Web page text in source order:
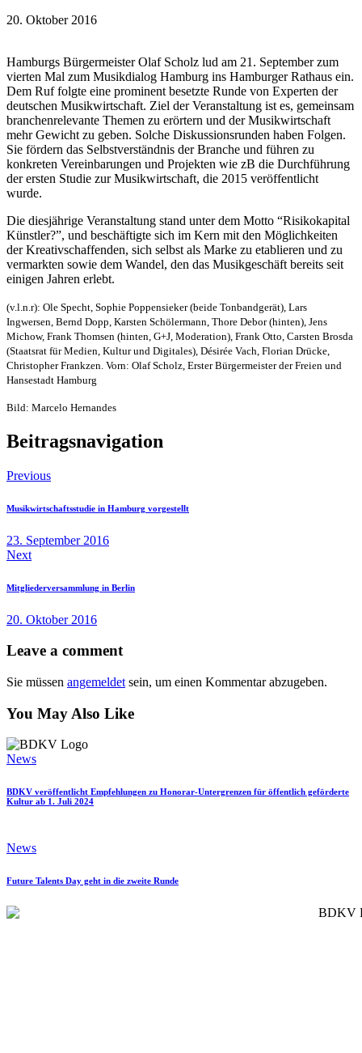
20. Oktober 2016
Hamburgs Bürgermeister Olaf Scholz lud am 21. September zum
vierten Mal zum Musikdialog Hamburg ins Hamburger Rathaus ein.
Dem Ruf folgte eine prominent besetzte Runde von Experten der
deutschen Musikwirtschaft. Ziel der Veranstaltung ist es, gemeinsam
branchenrelevante Themen zu erörtern und der Musikwirtschaft
mehr Gewicht zu geben. Solche Diskussionsrunden haben Folgen.
Sie fördern das Selbstverständnis der Branche und führen zu
konkreten Vereinbarungen und Projekten wie zB die Durchführung
der ersten Studie zur Musikwirtschaft, die 2015 veröffentlicht
wurde.
Die diesjährige Veranstaltung stand unter dem Motto “Risikokapital
Künstler?”, und beschäftigte sich im Kern mit den Möglichkeiten
der Kreativschaffenden, sich selbst als Marke zu etablieren und zu
vermarkten sowie dem Wandel, den das Musikgeschäft bereits seit
einigen Jahren erlebt.
(v.l.n.r): Ole Specht, Sophie Poppensieker (beide Tonbandgerät), Lars
Ingwersen, Bernd Dopp, Karsten Schölermann, Thore Debor (hinten), Jens
Michow, Frank Thomsen (hinten, G+J, Moderation), Frank Otto, Carsten Brosda
(Staatsrat für Medien, Kultur und Digitales), Désirée Vach, Florian Drücke,
Christopher Frankzen. Vorn: Olaf Scholz, Erster Bürgermeister der Freien und
Hansestadt Hamburg
Bild: Marcelo Hernandes
Beitragsnavigation
Previous
Musikwirtschaftsstudie in Hamburg vorgestellt
23. September 2016
Next
Mitgliederversammlung in Berlin
20. Oktober 2016
Leave a comment
Sie müssen angemeldet sein, um einen Kommentar abzugeben.
You May Also Like
News
BDKV veröffentlicht Empfehlungen zu Honorar-Untergrenzen für öffentlich geförderte
Kultur ab 1. Juli 2024
News
Future Talents Day geht in die zweite Runde